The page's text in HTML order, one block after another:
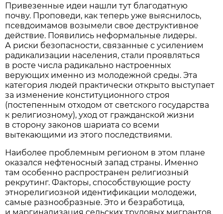
Привезенные идеи нашли тут благодатную
почву. Проповеди, как теперь уже выяснилось,
псевдоимамов возымели свое деструктивное
действие. Появились неформальные лидеры.
А риски безопасности, связанные с усилением
радикализации населения, стали проявляться
в росте числа радикально настроенных
верующих именно из молодежной среды. Эта
категория людей практически открыто выступает
за изменение конституционного строя
(постепенным отходом от светского государства
к религиозному), уход от гражданской жизни
в сторону законов шариата со всеми
вытекающими из этого последствиями.
Наиболее проблемным регионом в этом плане
оказался нефтеносный запад страны. Именно
там особенно распространен религиозный
рекрутинг. Факторы, способствующие росту
этнорелигиозной идентификации молодежи,
самые разнообразные. Это и безработица,